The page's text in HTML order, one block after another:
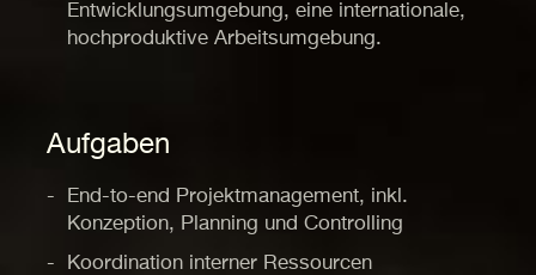
Entwicklungsumgebung, eine internationale,
hochproduktive Arbeitsumgebung.
Aufgaben
End-to-end Projektmanagement, inkl.
Konzeption, Planning und Controlling
Koordination interner Ressourcen